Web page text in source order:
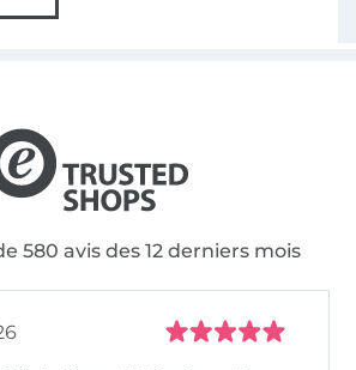
580 avis des 12 derniers mois